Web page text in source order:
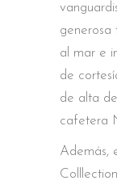
generosa
al mar e
de
de alta
cafetera
Además,